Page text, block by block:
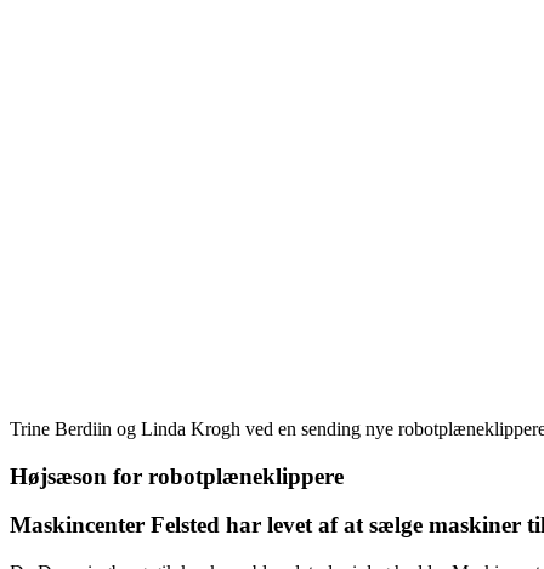
Trine Berdiin og Linda Krogh ved en sending nye
Højsæson for robotplæneklippere
Maskincenter Felsted har levet af at sælge maskiner